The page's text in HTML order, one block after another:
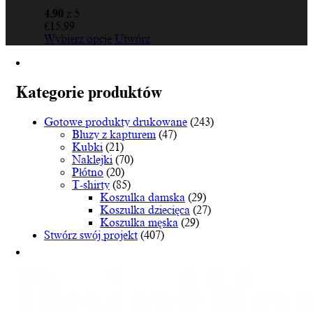
4.90 z 5
€15.99
Wybierz opcje Ten
wariantów.
Opcje
wybrać
na
stronie
produktu
Utwórz
Kategorie produktów
Gotowe produkty drukowane (243)
Bluzy z kapturem (47)
Kubki (21)
Naklejki (70)
Płótno (20)
T-shirty (85)
Koszulka damska (29)
Koszulka dziecięca (27)
Koszulka męska (29)
Stwórz swój projekt (407)